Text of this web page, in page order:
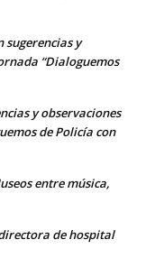
sugerencias y
“Dialoguemos
y observaciones
de Policía con
entre música,
de hospital